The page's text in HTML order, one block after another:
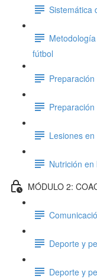
Sistemática
fútbol
Lesiones
Nutrición
MÓDULO 2:
Deporte y
Deporte y